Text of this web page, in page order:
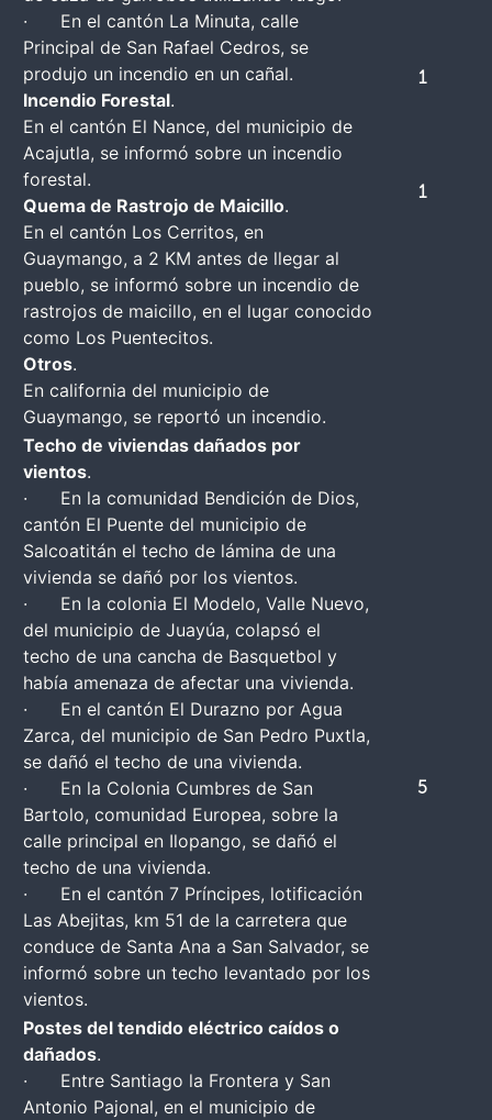
· En el cantón La Minuta, calle
Principal de San Rafael Cedros, se
produjo un incendio en un cañal.
Incendio Forestal.
En el cantón El Nance, del municipio de
Acajutla, se informó sobre un incendio
forestal.
Quema de Rastrojo de Maicillo.
En el cantón Los Cerritos, en
Guaymango, a 2 KM antes de llegar al
pueblo, se informó sobre un incendio de
rastrojos de maicillo, en el lugar conocido
como Los Puentecitos.
Otros.
En california del municipio de
Guaymango, se reportó un incendio.
1
1
Techo de viviendas dañados por
vientos.
· En la comunidad Bendición de Dios,
cantón El Puente del municipio de
Salcoatitán el techo de lámina de una
vivienda se dañó por los vientos.
· En la colonia El Modelo, Valle Nuevo,
del municipio de Juayúa, colapsó el
techo de una cancha de Basquetbol y
había amenaza de afectar una vivienda.
· En el cantón El Durazno por Agua
Zarca, del municipio de San Pedro Puxtla,
se dañó el techo de una vivienda.
· En la Colonia Cumbres de San
Bartolo, comunidad Europea, sobre la
calle principal en Ilopango, se dañó el
techo de una vivienda.
· En el cantón 7 Príncipes, lotificación
Las Abejitas, km 51 de la carretera que
conduce de Santa Ana a San Salvador, se
informó sobre un techo levantado por los
vientos.
5
Postes del tendido eléctrico caídos o
dañados.
· Entre Santiago la Frontera y San
Antonio Pajonal, en el municipio de